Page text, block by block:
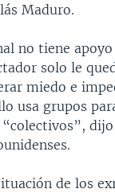
Maduro.
no tiene
solo le
miedo e
usa grupos
dijo
de los